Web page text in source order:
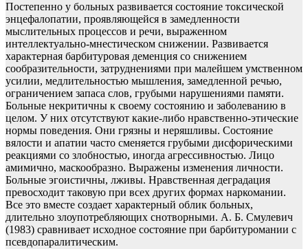
Постепенно у больных развивается состояние токсической
энцефалопатии, проявляющейся в замедленности
мыслительных процессов и речи, выраженном
интеллектуально-мнестическом снижении. Развивается
характерная барбитуровая деменция со снижением
сообразительности, затруднениями при малейшем умственном
усилии, медлительностью мышления, замедленной речью,
ограничением запаса слов, грубыми нарушениями памяти.
Больные некритичны к своему состоянию и заболеванию в
целом. У них отсутствуют какие-либо нравственно-этические
нормы поведения. Они грязны и неряшливы. Состояние
вялости и апатии часто сменяется грубыми дисфорическими
реакциями со злобностью, иногда агрессивностью. Лицо
амимично, маскообразно. Выражены изменения личности.
Больные эгоистичны, лживы. Нравственная деградация
превосходит таковую при всех других формах наркомании.
Все это вместе создает характерный облик больных,
длительно злоупотребляющих снотворными. А. Б. Смулевич
(1983) сравнивает исходное состояние при барбитуромании с
псевдопаралитическим.